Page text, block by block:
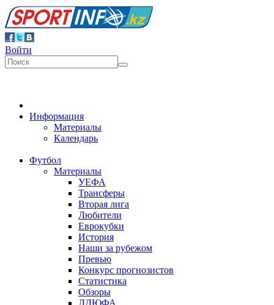
Войти
Информация
Материалы
Календарь
Футбол
Материалы
УЕФА
Трансферы
Вторая лига
Любители
Еврокубки
История
Наши за рубежом
Превью
Конкурс прогнозистов
Статистика
Обзоры
ЛДЮФА